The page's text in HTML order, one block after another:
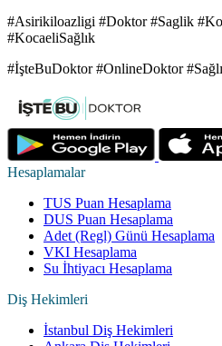
#Asirikiloazligi #Doktor #Saglik
#KocaeliSağlık
#İşteBuDoktor #OnlineDoktor
Hesaplamalar
TUS Puan Hesaplama
DUS Puan Hesaplama
Adet (Regl) Günü Hesaplama
VKI Hesaplama
Su İhtiyacı Hesaplama
Diş Hekimleri
İstanbul Diş Hekimleri